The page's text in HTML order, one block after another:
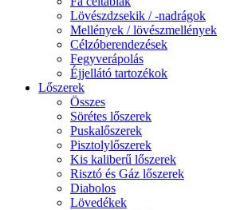
Lövészdzsekik / -nadrágok
Mellények / lövészmellények
Célzóberendezések
Fegyverápolás
Éjjellátó tartozékok
Lőszerek
Összes
Sörétes lőszerek
Puskalőszerek
Pisztolylőszerek
Kis kaliberű lőszerek
Risztó és Gáz lőszerek
Diabolos
Lövedékek